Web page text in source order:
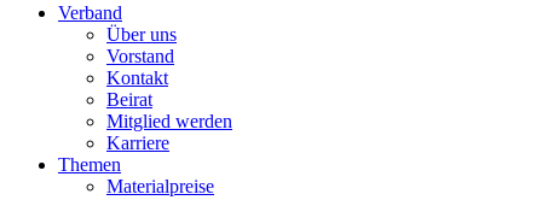
Verband
Über uns
Vorstand
Kontakt
Beirat
Mitglied werden
Karriere
Themen
Materialpreise